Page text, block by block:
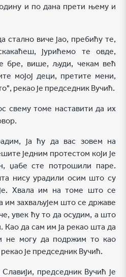
и по дана прети њему и
стално виче јао, пребићу те,
јурићемо те овде,
бре, више, људи, чекам већ
мојој деци, претите мени,
рекао је председник Вучић.
свему томе наставити да их
ја ћу да вас зовем на
једним протестом који је
џабе сте потрошили паре.
нису урадили осим што су
Хвала им на томе што се
им захваљујем што се државе
увек ћу то да осудим, а што
Као да сам им ја рекао шта да
не могу да подржим то као
је председник Вучић.
председник Вучић је